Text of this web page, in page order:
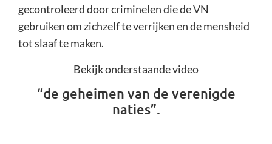
gecontroleerd door criminelen die de VN
gebruiken om zichzelf te verrijken en de mensheid
tot slaaf te maken.
Bekijk onderstaande video
“de geheimen van de verenigde
naties”.